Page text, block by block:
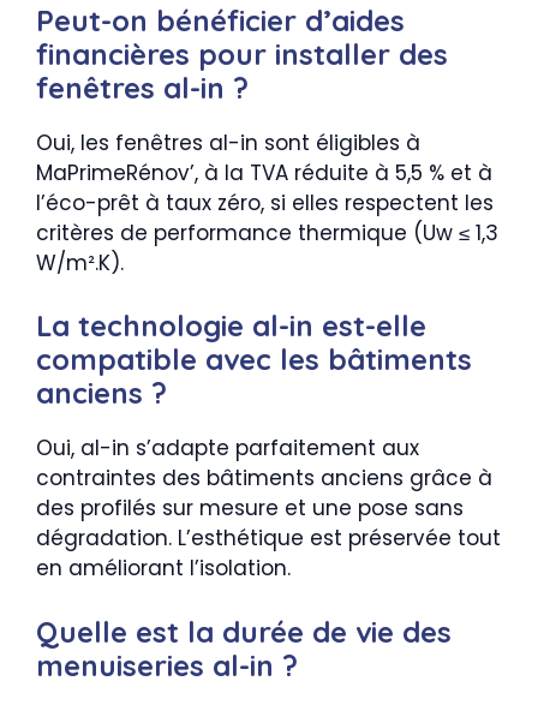
Peut-on bénéficier d’aides
financières pour installer des
fenêtres al-in ?
Oui, les fenêtres al-in sont éligibles à
MaPrimeRénov’, à la TVA réduite à 5,5 % et à
l’éco-prêt à taux zéro, si elles respectent les
critères de performance thermique (Uw ≤ 1,3
W/m².K).
La technologie al-in est-elle
compatible avec les bâtiments
anciens ?
Oui, al-in s’adapte parfaitement aux
contraintes des bâtiments anciens grâce à
des profilés sur mesure et une pose sans
dégradation. L’esthétique est préservée tout
en améliorant l’isolation.
Quelle est la durée de vie des
menuiseries al-in ?